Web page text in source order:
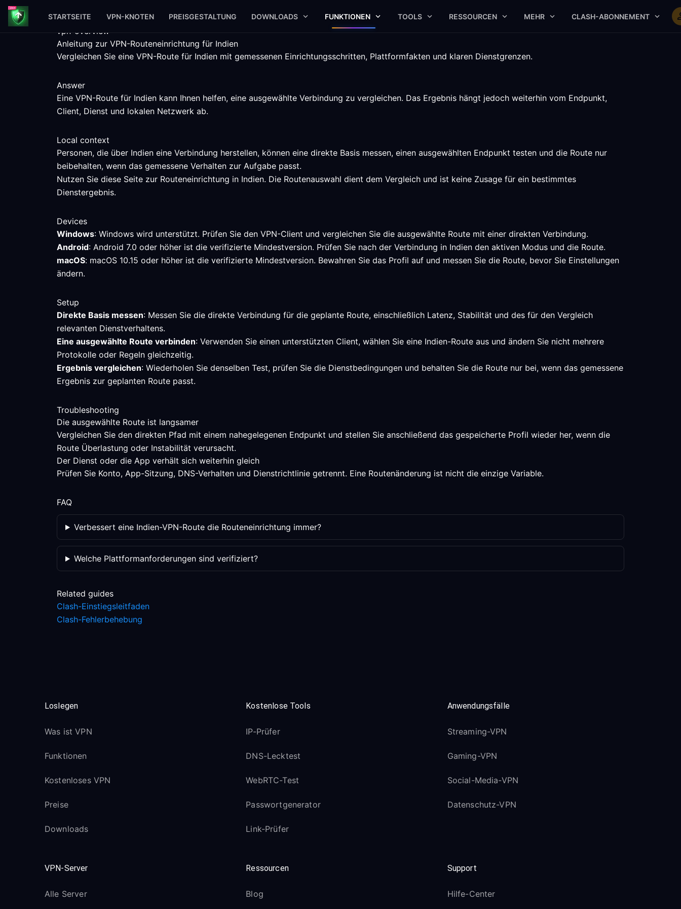
STARTSEITE VPN-KNOTEN PREISGESTALTUNG DOWNLOADS FUNKTIONEN TOOLS RESSOURCEN MEHR CLASH-ABONNEMENT
vpn-overview
Anleitung zur VPN-Routeneinrichtung für Indien
Vergleichen Sie eine VPN-Route für Indien mit gemessenen Einrichtungsschritten, Plattformfakten und klaren Dienstgrenzen.
Answer
Eine VPN-Route für Indien kann Ihnen helfen, eine ausgewählte Verbindung zu vergleichen. Das Ergebnis hängt jedoch weiterhin vom Endpunkt,
Client, Dienst und lokalen Netzwerk ab.
Local context
Personen, die über Indien eine Verbindung herstellen, können eine direkte Basis messen, einen ausgewählten Endpunkt testen und die Route nur
beibehalten, wenn das gemessene Verhalten zur Aufgabe passt.
Nutzen Sie diese Seite zur Routeneinrichtung in Indien. Die Routenauswahl dient dem Vergleich und ist keine Zusage für ein bestimmtes
Dienstergebnis.
Devices
Windows: Windows wird unterstützt. Prüfen Sie den VPN-Client und vergleichen Sie die ausgewählte Route mit einer direkten Verbindung.
Android: Android 7.0 oder höher ist die verifizierte Mindestversion. Prüfen Sie nach der Verbindung in Indien den aktiven Modus und die Route.
macOS: macOS 10.15 oder höher ist die verifizierte Mindestversion. Bewahren Sie das Profil auf und messen Sie die Route, bevor Sie Einstellungen
ändern.
Setup
Direkte Basis messen: Messen Sie die direkte Verbindung für die geplante Route, einschließlich Latenz, Stabilität und des für den Vergleich
relevanten Dienstverhaltens.
Eine ausgewählte Route verbinden: Verwenden Sie einen unterstützten Client, wählen Sie eine Indien-Route aus und ändern Sie nicht mehrere
Protokolle oder Regeln gleichzeitig.
Ergebnis vergleichen: Wiederholen Sie denselben Test, prüfen Sie die Dienstbedingungen und behalten Sie die Route nur bei, wenn das gemessene
Ergebnis zur geplanten Route passt.
Troubleshooting
Die ausgewählte Route ist langsamer
Vergleichen Sie den direkten Pfad mit einem nahegelegenen Endpunkt und stellen Sie anschließend das gespeicherte Profil wieder her, wenn die
Route Überlastung oder Instabilität verursacht.
Der Dienst oder die App verhält sich weiterhin gleich
Prüfen Sie Konto, App-Sitzung, DNS-Verhalten und Dienstrichtlinie getrennt. Eine Routenänderung ist nicht die einzige Variable.
FAQ
Verbessert eine Indien-VPN-Route die Routeneinrichtung immer?
Welche Plattformanforderungen sind verifiziert?
Related guides
Clash-Einstiegsleitfaden
Clash-Fehlerbehebung
Loslegen
Was ist VPN
Funktionen
Kostenloses VPN
Preise
Downloads
Kostenlose Tools
IP-Prüfer
DNS-Lecktest
WebRTC-Test
Passwortgenerator
Link-Prüfer
Anwendungsfälle
Streaming-VPN
Gaming-VPN
Social-Media-VPN
Datenschutz-VPN
VPN-Server
Alle Server
Ressourcen
Blog
Support
Hilfe-Center